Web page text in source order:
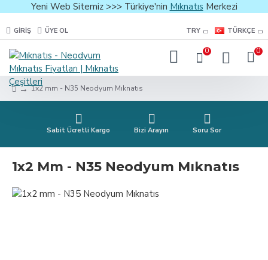
Yeni Web Sitemiz >>> Türkiye'nin Mıknatıs Merkezi
GIRIŞ ÜYE OL TRY TÜRKÇE
0 0
1x2 mm - N35 Neodyum Mıknatıs
Sabit Ücretli Kargo Bizi Arayın Soru Sor
1x2 Mm - N35 Neodyum Mıknatıs